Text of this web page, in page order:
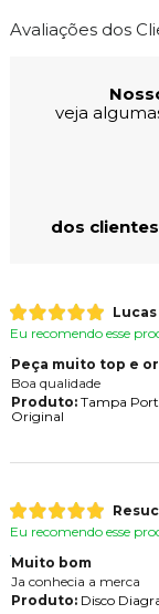
Avaliações dos
veja
dos
Lucas
Eu recomendo esse
Peça muito top e
Boa qualidade
Produto:Tampa
Original
Eu recomendo esse
Muito bom
Ja conhecia a merca
Produto:Disco